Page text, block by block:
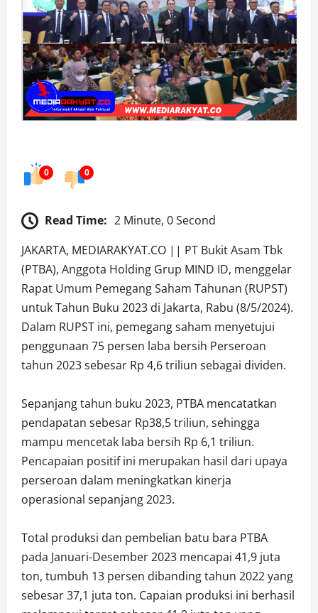
0 0
Read Time: 2 Minute, 0 Second
JAKARTA, MEDIARAKYAT.CO || PT Bukit Asam Tbk
(PTBA), Anggota Holding Grup MIND ID, menggelar
Rapat Umum Pemegang Saham Tahunan (RUPST)
untuk Tahun Buku 2023 di Jakarta, Rabu (8/5/2024).
Dalam RUPST ini, pemegang saham menyetujui
penggunaan 75 persen laba bersih Perseroan
tahun 2023 sebesar Rp 4,6 triliun sebagai dividen.
Sepanjang tahun buku 2023, PTBA mencatatkan
pendapatan sebesar Rp38,5 triliun, sehingga
mampu mencetak laba bersih Rp 6,1 triliun.
Pencapaian positif ini merupakan hasil dari upaya
perseroan dalam meningkatkan kinerja
operasional sepanjang 2023.
Total produksi dan pembelian batu bara PTBA
pada Januari-Desember 2023 mencapai 41,9 juta
ton, tumbuh 13 persen dibanding tahun 2022 yang
sebesar 37,1 juta ton. Capaian produksi ini berhasil